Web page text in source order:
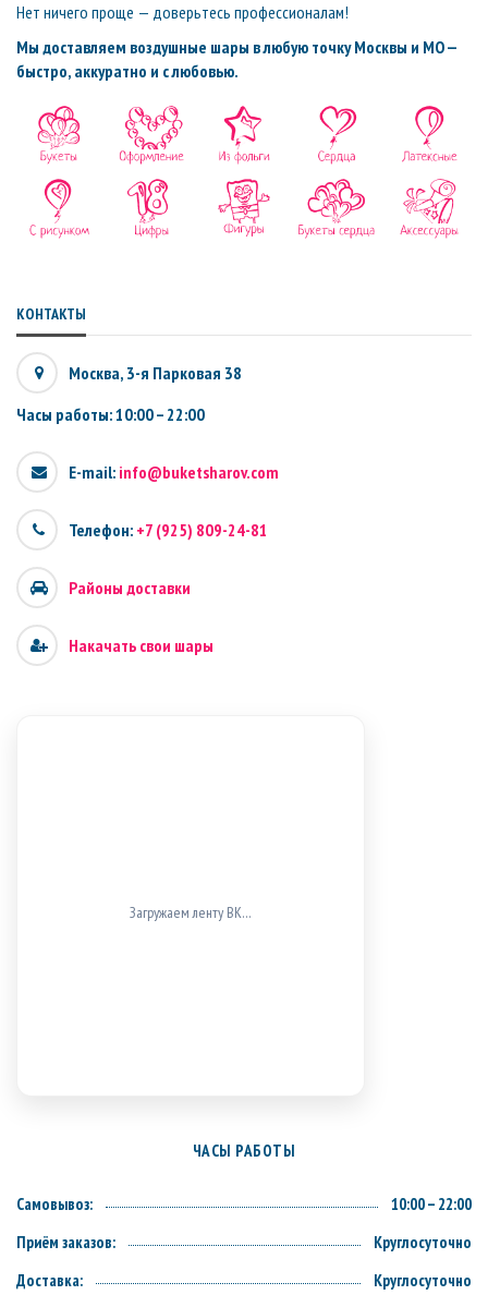
Нет ничего проще — доверьтесь профессионалам!
Мы доставляем воздушные шары в любую точку Москвы и МО —
быстро, аккуратно и с любовью.
КОНТАКТЫ
Москва, 3-я Парковая 38
Часы работы: 10:00 – 22:00
E-mail: info@buketsharov.com
Телефон: +7 (925) 809-24-81
Районы доставки
Накачать свои шары
Загружаем ленту ВК…
ЧАСЫ РАБОТЫ
Самовывоз:
10:00 – 22:00
Приём заказов:
Круглосуточно
Доставка:
Круглосуточно